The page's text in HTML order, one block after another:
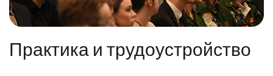
Практика и трудоустройство